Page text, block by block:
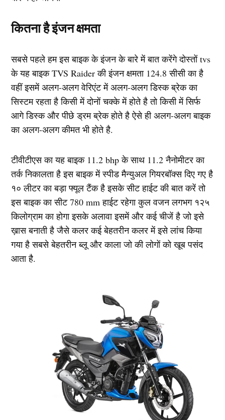
कितना है इंजन क्षमता
सबसे पहले हम इस बाइक के इंजन के बारे में बात करेंगे दोस्तों tvs
के यह बाइक TVS Raider की इंजन क्षमता 124.8 सीसी का है
वहीं इसमें अलग-अलग वेरिएंट में अलग-अलग डिस्क ब्रेक का
सिस्टम रहता है किसी में दोनों चक्के में होते है तो किसी में सिर्फ
आगे डिस्क और पीछे ड्रम ब्रेक होते है ऐसे ही अलग-अलग बाइक
का अलग-अलग कीमत भी होते है.
टीवीटीएस का यह बाइक 11.2 bhp के साथ 11.2 नैनोमीटर का
तर्क निकालता है इस बाइक में स्पीड मैन्युअल गियरबॉक्स दिए गए है
१० लीटर का बड़ा फ्यूल टैंक है इसके सीट हाईट की बात करें तो
इस बाइक का सीट 780 mm हाईट रहेगा कुल वजन लगभग १२५
किलोग्राम का होगा इसके अलावा इसमें और कई चीजें है जो इसे
ख़ास बनाती है जैसे कलर कई बेहतरीन कलर में इसे लांच किया
गया है सबसे बेहतरीन ब्लू और काला जो की लोगों को खूब पसंद
आता है.